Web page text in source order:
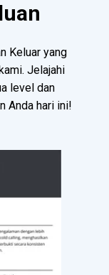
Keluar yang
Jelajahi
level dan
Anda hari ini!